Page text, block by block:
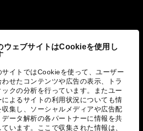
ウェブサイトはCookieを使用し
サイトではCookieを使って、ユーザー
わせたコンテンツや広告の表示、トラ
ックの分析を行っています。またユー
によるサイトの利用状況についても情
収集し、ソーシャルメディアや広告配
データ解析の各パートナーに情報を共
ています。ここで収集された情報は、
取り組み